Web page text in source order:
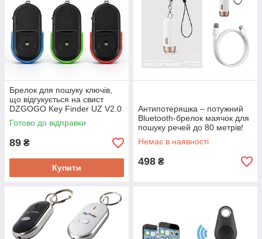
Брелок для пошуку ключів,
що відгукується на свист
DZGOGO Key Finder UZ V2.0
Новинка!
Готово до відправки
89 ₴
Купити
Антипотеряшка – потужний
Bluetooth-брелок маячок для
пошуку речей до 80 метрів!
BASEUS QT-3, Android & IOs
App
Немає в наявності
498 ₴